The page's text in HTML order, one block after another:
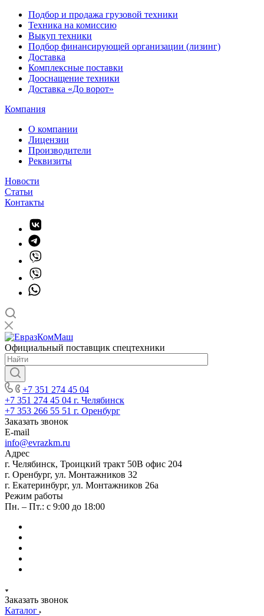
Подбор и продажа грузовой техники
Техника на комиссию
Выкуп техники
Подбор финансирующей организации (лизинг)
Доставка
Комплексные поставки
Дооснащение техники
Доставка «До ворот»
Компания
О компании
Лицензии
Производители
Реквизиты
Новости
Статьи
Контакты
Официальный поставщик спецтехники
+7 351 274 45 04
+7 351 274 45 04 г. Челябинск
+7 353 266 55 51 г. Оренбург
Заказать звонок
E-mail
info@evrazkm.ru
Адрес
г. Челябинск, Троицкий тракт 50В офис 204
г. Оренбург, ул. Монтажников 32
г. Екатеринбург, ул. Монтажников 26а
Режим работы
Пн. – Пт.: с 9:00 до 18:00
Заказать звонок
Каталог